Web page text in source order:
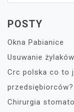
POSTY
Okna Pabianice
Usuwanie
Crc polska co to
przedsiębiorców?
Chirurgia